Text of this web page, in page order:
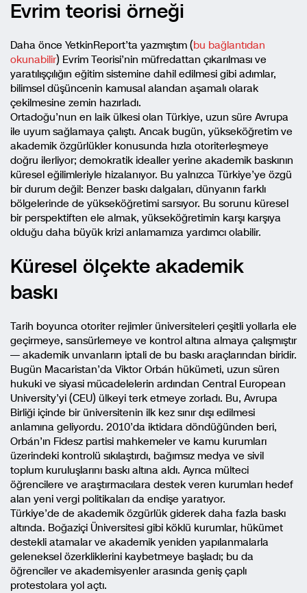
Evrim teorisi örneği
Daha önce YetkinReport’ta yazmıştım (bu bağlantıdan
okunabilir) Evrim Teorisi’nin müfredattan çıkarılması ve
yaratılışçılığın eğitim sistemine dahil edilmesi gibi adımlar,
bilimsel düşüncenin kamusal alandan aşamalı olarak
çekilmesine zemin hazırladı.
Ortadoğu’nun en laik ülkesi olan Türkiye, uzun süre Avrupa
ile uyum sağlamaya çalıştı. Ancak bugün, yükseköğretim ve
akademik özgürlükler konusunda hızla otoriterleşmeye
doğru ilerliyor; demokratik idealler yerine akademik baskının
küresel eğilimleriyle hizalanıyor. Bu yalnızca Türkiye’ye özgü
bir durum değil: Benzer baskı dalgaları, dünyanın farklı
bölgelerinde de yükseköğretimi sarsıyor. Bu sorunu küresel
bir perspektiften ele almak, yükseköğretimin karşı karşıya
olduğu daha büyük krizi anlamamıza yardımcı olabilir.
Küresel ölçekte akademik
baskı
Tarih boyunca otoriter rejimler üniversiteleri çeşitli yollarla ele
geçirmeye, sansürlemeye ve kontrol altına almaya çalışmıştır
— akademik unvanların iptali de bu baskı araçlarından biridir.
Bugün Macaristan’da Viktor Orbán hükümeti, uzun süren
hukuki ve siyasi mücadelelerin ardından Central European
University’yi (CEU) ülkeyi terk etmeye zorladı. Bu, Avrupa
Birliği içinde bir üniversitenin ilk kez sınır dışı edilmesi
anlamına geliyordu. 2010’da iktidara döndüğünden beri,
Orbán’ın Fidesz partisi mahkemeler ve kamu kurumları
üzerindeki kontrolü sıkılaştırdı, bağımsız medya ve sivil
toplum kuruluşlarını baskı altına aldı. Ayrıca mülteci
öğrencilere ve araştırmacılara destek veren kurumları hedef
alan yeni vergi politikaları da endişe yaratıyor.
Türkiye’de de akademik özgürlük giderek daha fazla baskı
altında. Boğaziçi Üniversitesi gibi köklü kurumlar, hükümet
destekli atamalar ve akademik yeniden yapılanmalarla
geleneksel özerkliklerini kaybetmeye başladı; bu da
öğrenciler ve akademisyenler arasında geniş çaplı
protestolara yol açtı.